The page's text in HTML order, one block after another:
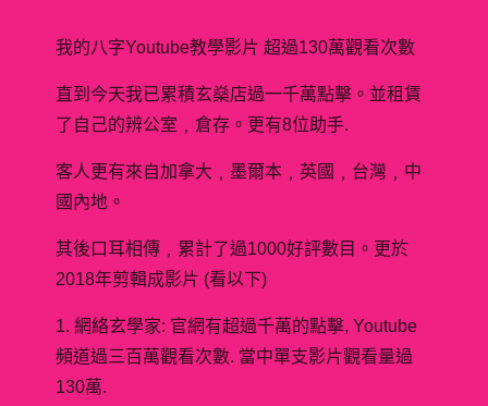
我的八字Youtube教學影片 超過130萬觀看次數
直到今天我已累積玄燊店過一千萬點擊。並租賃
了自己的辨公室﹐倉存。更有8位助手.
客人更有來自加拿大﹐墨爾本﹐英國﹐台灣﹐中
國內地。
其後口耳相傳﹐累計了過1000好評數目。更於
2018年剪輯成影片 (看以下)
1. 網絡玄學家: 官網有超過千萬的點擊, Youtube
頻道過三百萬觀看次數. 當中單支影片觀看量過
130萬.